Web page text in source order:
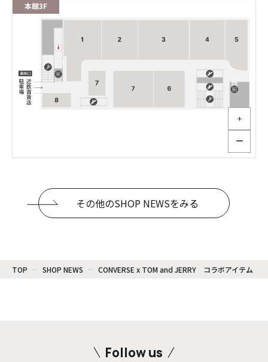
本館3F
＋
ー
その他のSHOP NEWSをみる
TOP SHOP NEWS CONVERSE x TOM and JERRY コラボアイテム
Follow us